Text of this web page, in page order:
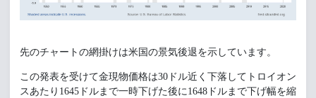
先のチャートの網掛けは米国の景気後退を示しています。
この発表を受けて金現物価格は30ドル近く下落してトロイオン
スあたり1645ドルまで一時下げた後に1648ドルまで下げ幅を縮